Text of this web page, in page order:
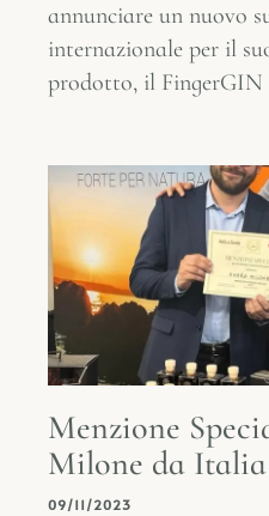
annunciare un nuovo
internazionale per il
prodotto, il FingerGIN
Menzione
Milone da
09/11/2023